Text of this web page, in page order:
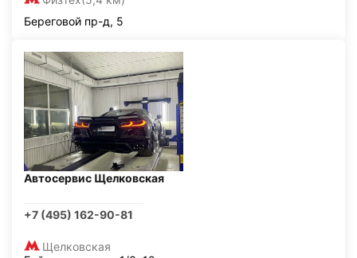
Береговой пр-д, 5
Автосервис Щелковская
+7 (495) 162-90-81
Щелковская